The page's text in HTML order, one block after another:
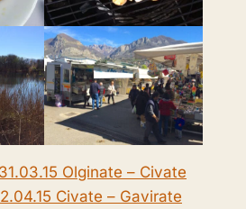
31.03.15 Olginate – Civate
Civate – Gavirate